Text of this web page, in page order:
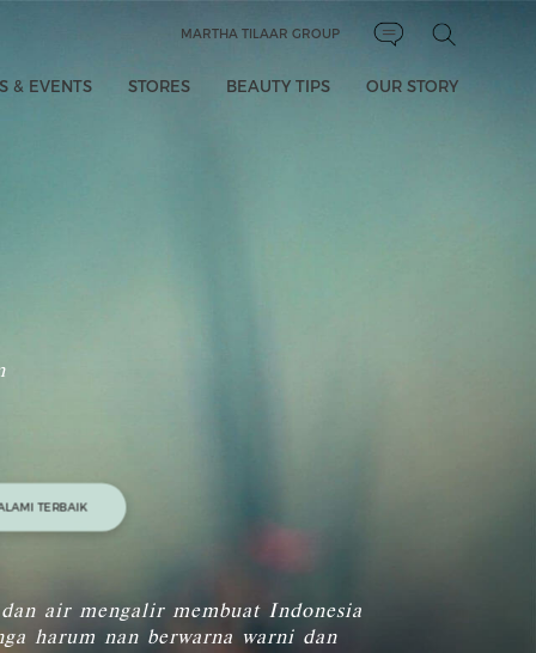
MARTHA TILAAR GROUP
& EVENTS STORES BEAUTY TIPS OUR STORY
TERBAIK
air mengalir membuat Indonesia
harum nan berwarna warni dan